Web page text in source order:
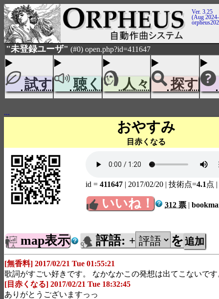
Ver. 3.25
(Aug
"未登録ユーザ" (#0) open.php?id=411647
試す 聴く 人々 探す
...
おやすみ
目赤くなる
id = 411647 | 2017/02/20 | 技術点=4.1 点 |
いいね！ 312 票 |
map表示 評語: + を
[無香料] 2017/02/21 Tue 01:55:21
歌詞がすごい好きです。 なかなかこの発想は出てこないです
[目赤くなる] 2017/02/21 Tue 18:32:45
ありがとうございますっっ